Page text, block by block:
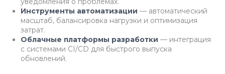
Инструменты автоматизации — автоматический
масштаб, балансировка нагрузки и оптимизация
затрат.
Облачные платформы разработки — интеграция
с системами CI/CD для быстрого выпуска
обновлений.